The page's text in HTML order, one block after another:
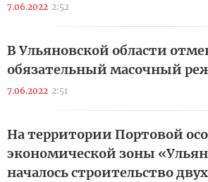
7.06.2022 2:52
В Ульяновской области
обязательный масочный
7.06.2022 2:51
На территории Портовой
экономической зоны
началось строительство